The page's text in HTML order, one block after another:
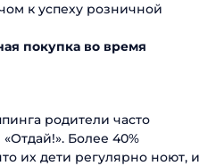
к успеху розничной
покупка во время
родители часто
Более 40%
их дети регулярно ноют, и